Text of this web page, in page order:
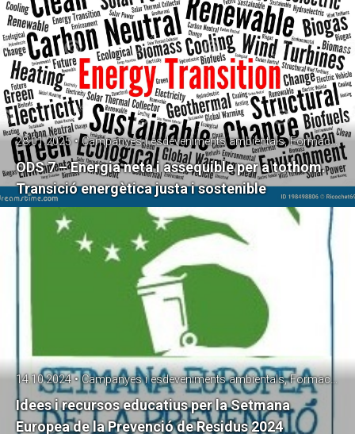
ODS 7 – Energia neta i assequible per a tothom.
Transició energètica justa i sostenible
28.01.2025 • Campanyes i esdeveniments ambientals, Formació, SetmanaPrevencióResidus
Idees i recursos educatius per la Setmana
Europea de la Prevenció de Residus 2024
14.10.2024 • Campanyes i esdeveniments ambientals, Formació, SetmanaPrevencióResidus